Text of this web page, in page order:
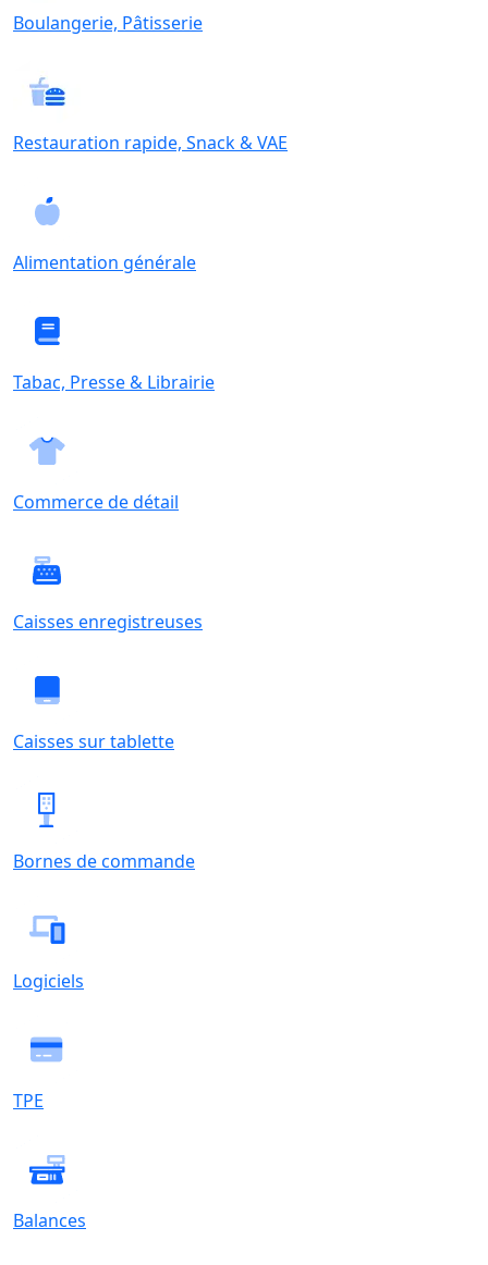
Boulangerie, Pâtisserie
Restauration rapide, Snack & VAE
Alimentation générale
Tabac, Presse & Librairie
Commerce de détail
Caisses enregistreuses
Caisses sur tablette
Bornes de commande
Logiciels
TPE
Balances